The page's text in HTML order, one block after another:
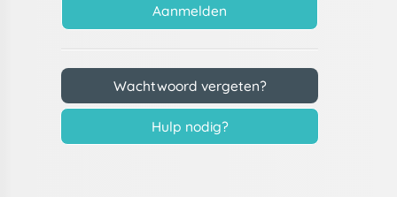
Aanmelden
Wachtwoord vergeten?
Hulp nodig?